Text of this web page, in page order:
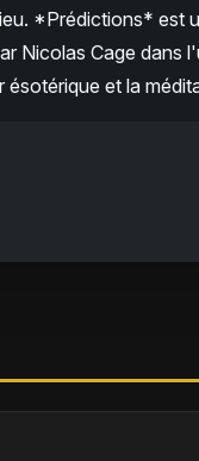
*Prédictions* est
Nicolas Cage dans
et la